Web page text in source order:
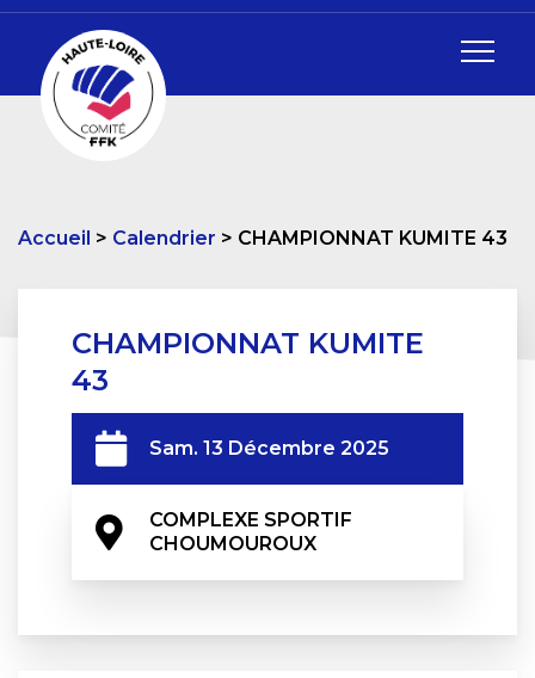
Accueil Calendrier CHAMPIONNAT KUMITE 43
CHAMPIONNAT KUMITE
43
Sam. 13 Décembre 2025
COMPLEXE SPORTIF
CHOUMOUROUX